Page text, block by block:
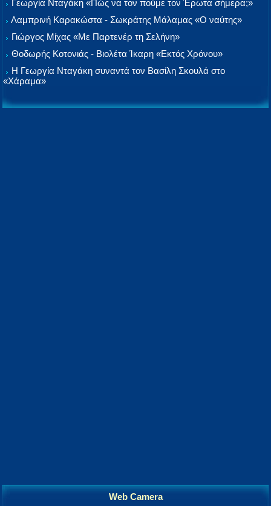
Γεωργία Νταγάκη «Πώς να τον πούμε τον Έρωτα σήμερα;»
Λαμπρινή Καρακώστα - Σωκράτης Μάλαμας «Ο ναύτης»
Γιώργος Μίχας «Με Παρτενέρ τη Σελήνη»
Θοδωρής Κοτονιάς - Βιολέτα Ίκαρη «Εκτός Χρόνου»
Η Γεωργία Νταγάκη συναντά τον Βασίλη Σκουλά στο
«Χάραμα»
Web Camera